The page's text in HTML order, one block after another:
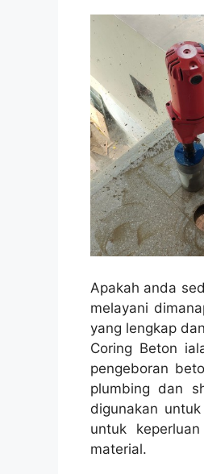
Apakah anda
melayani
yang lengkap
Coring Beton
pengeboran
plumbing dan
digunakan
untuk
material.